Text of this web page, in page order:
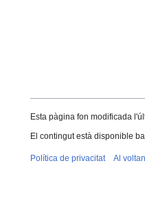
Esta pàgina fon modificada
El contingut està disponible
Política de privacitat Al